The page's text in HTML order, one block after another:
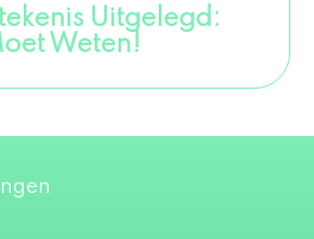
Uitgelegd:
Weten!